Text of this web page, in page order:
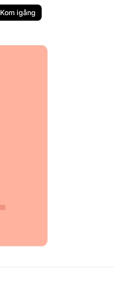
Kom igång